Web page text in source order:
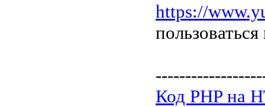
https://
Код PHP на